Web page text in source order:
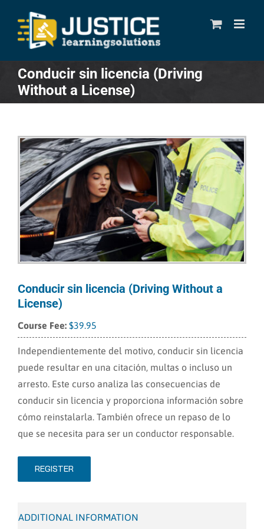
content
Conducir sin licencia (Driving
Without a License)
Conducir sin licencia (Driving Without a
License)
$39.95
Independientemente del motivo, conducir sin licencia
puede resultar en una citación, multas o incluso un
arresto. Este curso analiza las consecuencias de
conducir sin licencia y proporciona información sobre
cómo reinstalarla. También ofrece un repaso de lo
que se necesita para ser un conductor responsable.
REGISTER
ADDITIONAL INFORMATION